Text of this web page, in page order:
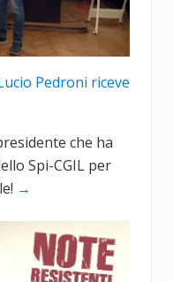
Pedroni riceve
che ha
Spi-CGIL per
→